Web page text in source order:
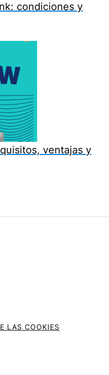
condiciones y
ventajas y
LAS COOKIES